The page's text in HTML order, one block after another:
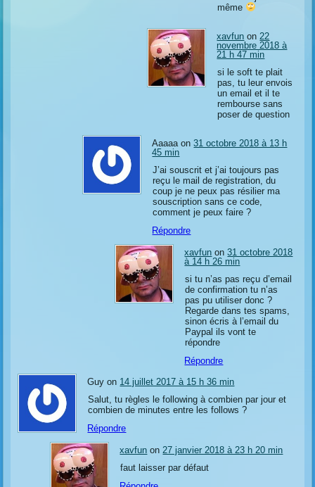
même
xavfun on 22
novembre 2018 à
21 h 47 min
si le soft te plait
pas, tu leur envois
un email et il te
rembourse sans
poser de question
Aaaaa on31 octobre 2018 à 13 h
45 min
J’ai souscrit et j’ai toujours pas
reçu le mail de registration, du
coup je ne peux pas résilier ma
souscription sans ce code,
comment je peux faire ?
Répondre
xavfun on31 octobre 2018
à 14 h 26 min
si tu n’as pas reçu d’email
de confirmation tu n’as
pas pu utiliser donc ?
Regarde dans tes spams,
sinon écris à l’email du
Paypal ils vont te
répondre
Répondre
Guy on 14 juillet 2017 à 15 h 36 min
Salut, tu règles le following à combien par jour et
combien de minutes entre les follows ?
Répondre
xavfun on 27 janvier 2018 à 23 h 20 min
faut laisser par défaut